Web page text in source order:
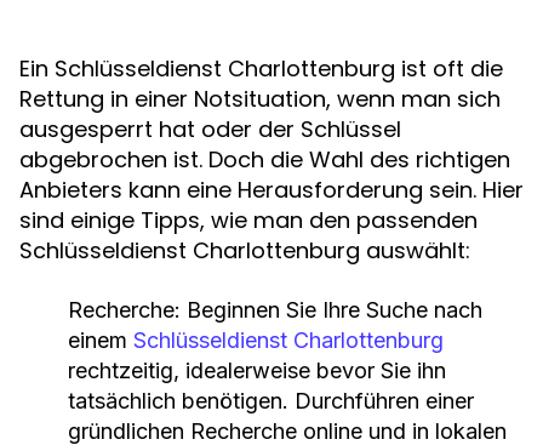
Ein Schlüsseldienst Charlottenburg ist oft die
Rettung in einer Notsituation, wenn man sich
ausgesperrt hat oder der Schlüssel
abgebrochen ist. Doch die Wahl des richtigen
Anbieters kann eine Herausforderung sein. Hier
sind einige Tipps, wie man den passenden
Schlüsseldienst Charlottenburg auswählt:
Recherche: Beginnen Sie Ihre Suche nach
einem Schlüsseldienst Charlottenburg
rechtzeitig, idealerweise bevor Sie ihn
tatsächlich benötigen. Durchführen einer
gründlichen Recherche online und in lokalen